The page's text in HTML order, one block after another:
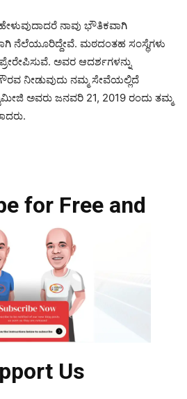
ನಾವು ಭೌತಿಕವಾಗಿ
ನೆಲೆಯೂರಿದ್ದೇವೆ. ಮಠದಂತಹ ಸಂಸ್ಥೆಗಳು
ಅವರ ಆದರ್ಶಗಳನ್ನು
ನೀಡುವುದು ನಮ್ಮ ಸೇವೆಯಲ್ಲಿದೆ
ಅವರು ಜನವರಿ 21, 2019 ರಂದು ತಮ್ಮ
for Free and
Us